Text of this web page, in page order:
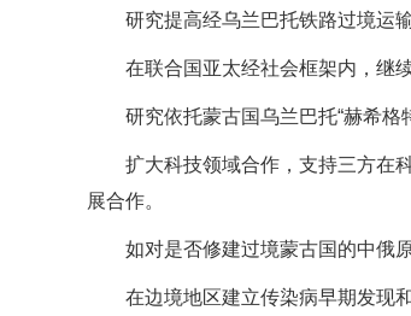
研究提高经乌兰巴托铁路过境运
在联合国亚太经社会框架内，继
研究依托蒙古国乌兰巴托“赫希格
扩大科技领域合作，支持三方在
展合作。
如对是否修建过境蒙古国的中俄
在边境地区建立传染病早期发现